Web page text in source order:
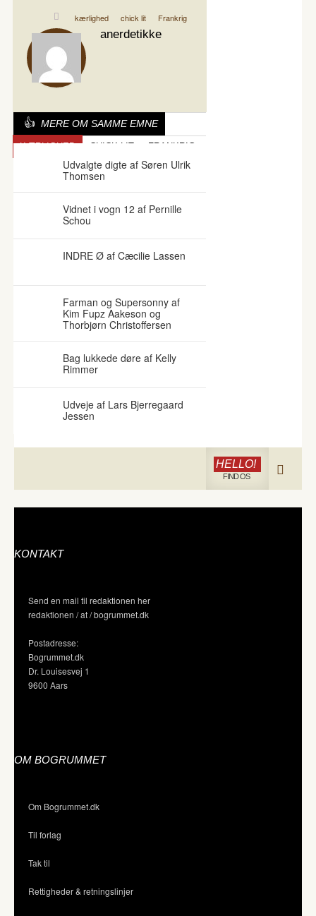
kærlighed chick lit Frankrig
anerdetikke
MERE OM SAMME EMNE
KÆRLIGHED CHICK LIT FRANKRIG
Udvalgte digte af Søren Ulrik
Thomsen
Vidnet i vogn 12 af Pernille
Schou
INDRE Ø af Cæcilie Lassen
Farman og Supersonny af
Kim Fupz Aakeson og
Thorbjørn Christoffersen
Bag lukkede døre af Kelly
Rimmer
Udveje af Lars Bjerregaard
Jessen
HELLO!
FIND OS
KONTAKT
Send en mail til redaktionen her
redaktionen / at / bogrummet.dk
Postadresse:
Bogrummet.dk
Dr. Louisesvej 1
9600 Aars
OM BOGRUMMET
Om Bogrummet.dk
Til forlag
Tak til
Rettigheder & retningslinjer